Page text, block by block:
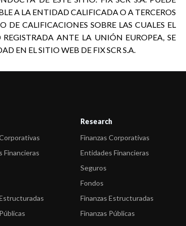
A LA ENTIDAD CALIFICADA O A TERCEROS
DE CALIFICACIONES SOBRE LAS CUALES EL
ANTE LA UNIÓN EUROPEA, SE
EN EL SITIO WEB DE FIX SCR S.A.
Financieras
Research
Finanzas Corporativas
Entidades Financieras
Seguros
Fondos
Finanzas Estructuradas
Finanzas Públicas